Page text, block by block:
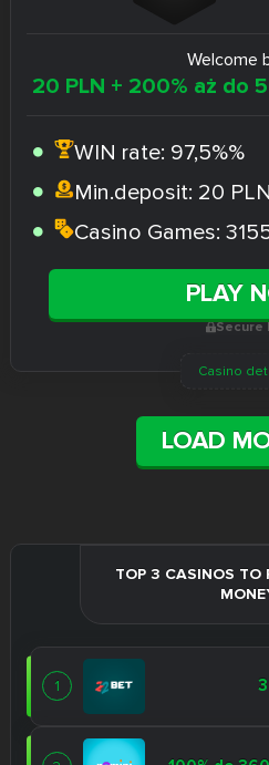
Welcome
20 PLN + 200% aż do
WIN rate: 97,5%%
Min.deposit: 20
Casino Games:
PLAY
Secure
Casino
LOAD
TOP 3 CASINOS TO
1